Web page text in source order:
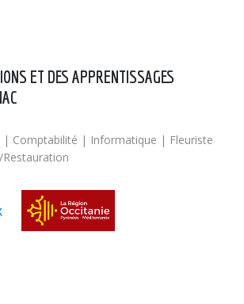
ET DES APPRENTISSAGES
| Comptabilité | Informatique | Fleuriste